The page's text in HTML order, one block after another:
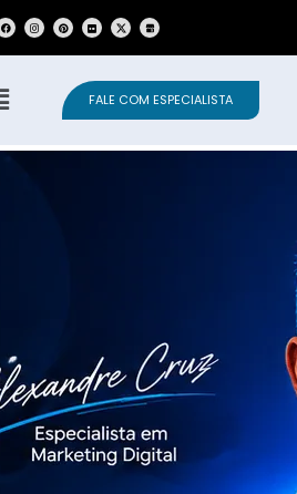
FALE COM ESPECIALISTA